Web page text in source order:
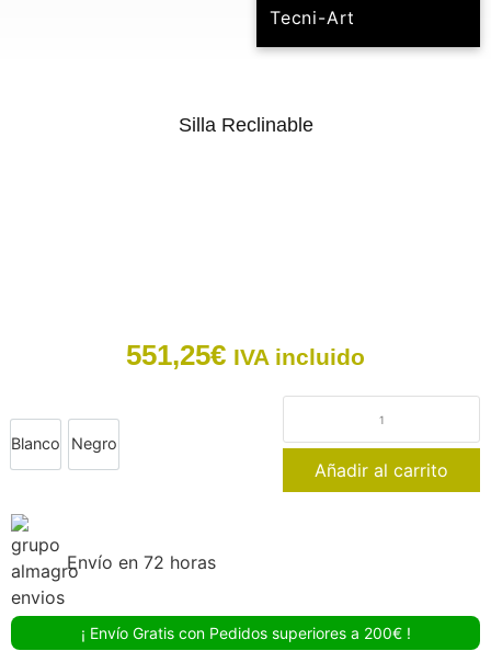
Tecni-Art
Silla Reclinable
551,25€ IVA incluido
Blanco Negro
Añadir al carrito
Envío en 72 horas
¡ Envío Gratis con Pedidos superiores a 200€ !